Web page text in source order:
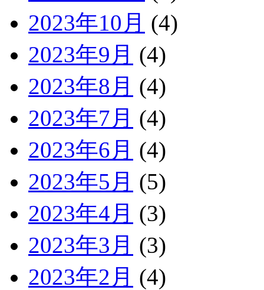
2023年10月 (4)
2023年9月 (4)
2023年8月 (4)
2023年7月 (4)
2023年6月 (4)
2023年5月 (5)
2023年4月 (3)
2023年3月 (3)
2023年2月 (4)